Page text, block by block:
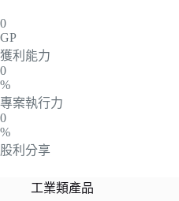
0
GP
獲利能力
0
%
專案執行力
0
%
股利分享
工業類產品